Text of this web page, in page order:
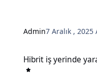
Admin7 Aralık , 2025
Hibrit iş yerinde